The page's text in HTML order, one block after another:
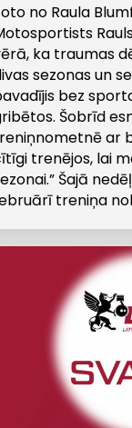
no Raula
ka traumas
sezonas un
bez
Šobrīd
ar
trenējos, lai
Šajā
treniņa